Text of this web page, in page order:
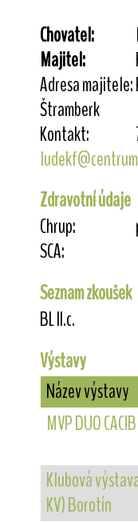
Chovatel:
Majitel:
Adresa majitele:
Štramberk
Kontakt:
Zdravotní údaje
Chrup:
SCA:
Seznam zkoušek
BL II.c.
Výstavy
Název výstavy
MVP DUO
Klubová
KV) Borotín